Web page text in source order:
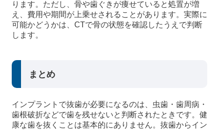
ります。ただし、骨や歯ぐきが痩せていると処置が増
え、費用や期間が上乗せされることがあります。実際に
可能かどうかは、CTで骨の状態を確認したうえで判断
します。
まとめ
インプラントで抜歯が必要になるのは、虫歯・歯周病・
歯根破折などで歯を残せないと判断されたときです。健
康な歯を抜くことは基本的にありません。抜歯からイン